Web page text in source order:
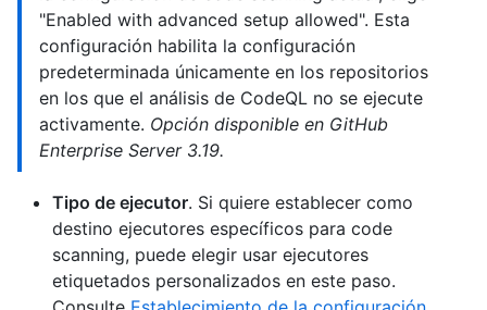
"Enabled with advanced setup allowed". Esta
configuración habilita la configuración
predeterminada únicamente en los repositorios
en los que el análisis de CodeQL no se ejecute
activamente. Opción disponible en GitHub
Enterprise Server 3.19.
Tipo de ejecutor. Si quiere establecer como
destino ejecutores específicos para code
scanning, puede elegir usar ejecutores
etiquetados personalizados en este paso.